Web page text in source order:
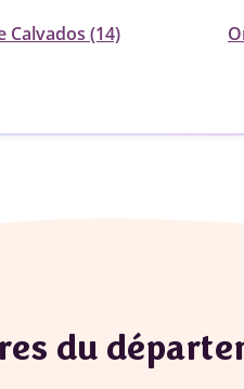
Calvados (14)
du